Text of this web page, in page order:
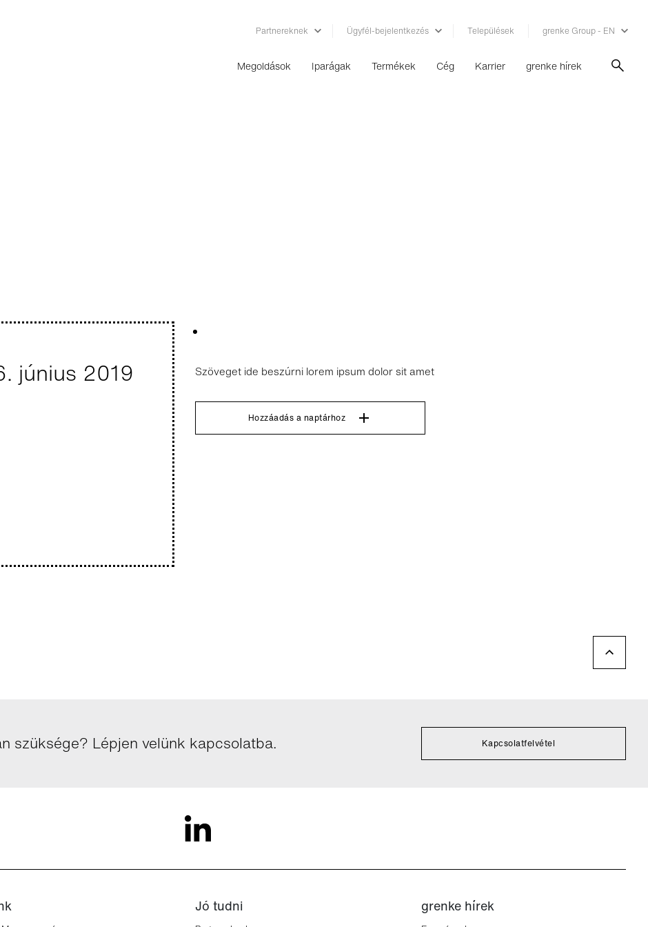
Partnereknek Ügyfél-bejelentkezés Települések grenke Group - EN
Megoldások Iparágak Termékek Cég Karrier grenke hírek
június 2019 Szöveget ide beszúrni lorem ipsum dolor sit amet
Hozzáadás a naptárhoz
szüksége? Lépjen velünk kapcsolatba. Kapcsolatfelvétel
Jó tudni grenke hírek